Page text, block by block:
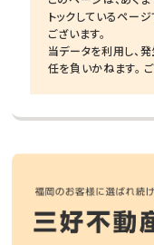
トックしているペー
ございます。
当データを利用し、
任を負いかねます。